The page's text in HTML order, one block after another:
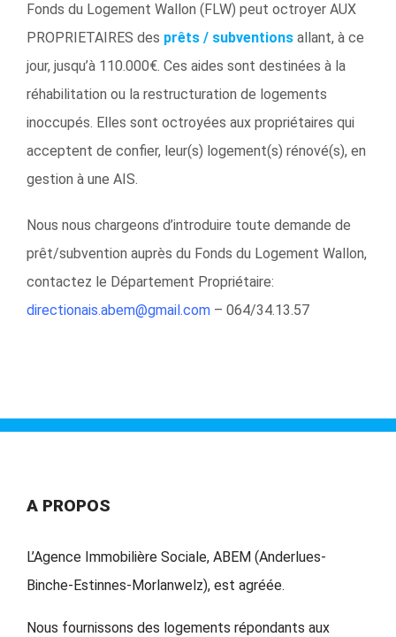
Fonds du Logement Wallon (FLW) peut octroyer AUX
PROPRIETAIRES des prêts / subventions allant, à ce
jour, jusqu’à 110.000€. Ces aides sont destinées à la
réhabilitation ou la restructuration de logements
inoccupés. Elles sont octroyées aux propriétaires qui
acceptent de confier, leur(s) logement(s) rénové(s), en
gestion à une AIS.
Nous nous chargeons d’introduire toute demande de
prêt/subvention auprès du Fonds du Logement Wallon,
contactez le Département Propriétaire:
directionais.abem@gmail.com – 064/34.13.57
A PROPOS
L’Agence Immobilière Sociale, ABEM (Anderlues-
Binche-Estinnes-Morlanwelz), est agréée.
Nous fournissons des logements répondants aux